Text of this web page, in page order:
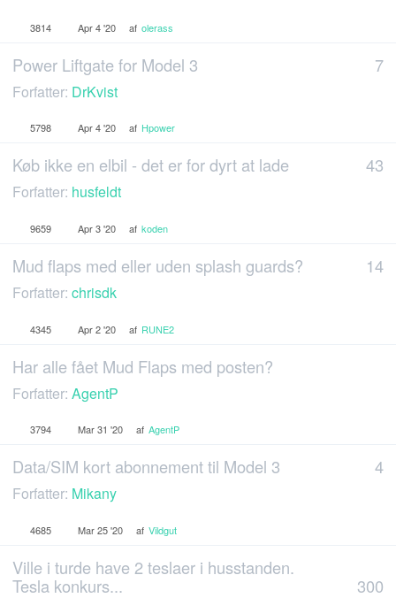
3814 Apr 4 '20 af olerass
Power Liftgate for Model 3 7
Forfatter: DrKvist
5798 Apr 4 '20 af Hpower
Køb ikke en elbil - det er for dyrt at lade 43
Forfatter: husfeldt
9659 Apr 3 '20 af koden
Mud flaps med eller uden splash guards? 14
Forfatter: chrisdk
4345 Apr 2 '20 af RUNE2
Har alle fået Mud Flaps med posten?
Forfatter: AgentP
3794 Mar 31 '20 af AgentP
Data/SIM kort abonnement til Model 3 4
Forfatter: Mikany
4685 Mar 25 '20 af Vildgut
Ville i turde have 2 teslaer i husstanden.
Tesla konkurs...
300